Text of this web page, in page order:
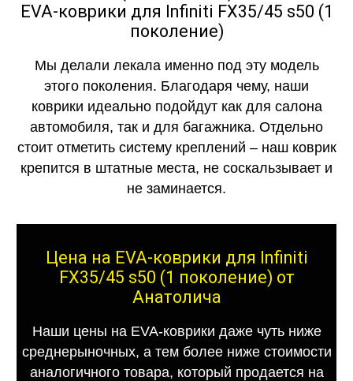
EVA-коврики для Infiniti FX35/45 s50 (1
поколение)
Мы делали лекала именно под эту модель
этого поколения. Благодаря чему, наши
коврики идеально подойдут как для салона
автомобиля, так и для багажника. Отдельно
стоит отметить систему креплений – наш коврик
крепится в штатные места, не соскальзывает и
не заминается.
Цена на EVA-коврики для Infiniti
FX35/45 s50 (1 поколение) от
Анатолича
Наши цены на EVA-коврики даже чуть ниже
среднерыночных, а тем более ниже стоимости
аналогичного товара, который продается на